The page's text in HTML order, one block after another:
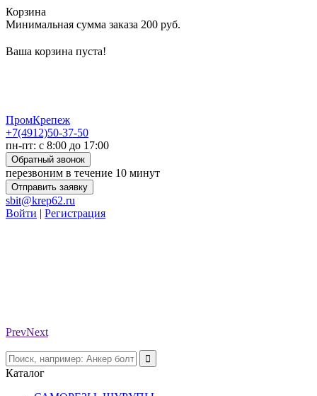
Корзина
Минимальная сумма заказа 200 руб.
Ваша корзина пуста!
ПромКрепеж
+7(4912)50-37-50
пн-пт: с 8:00 до 17:00
Обратный звонок
перезвоним в течение 10 минут
Отправить заявку
sbit@krep62.ru
Войти | Регистрация
PrevNext
Каталог